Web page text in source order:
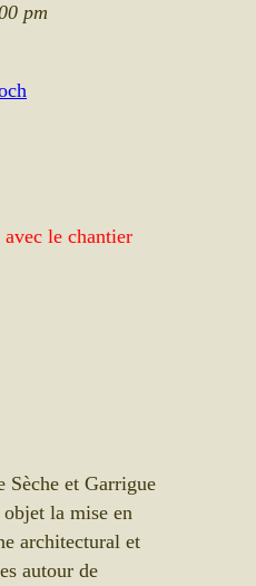
pm
avec le chantier
Sèche et Garrigue
la mise en
architectural et
autour de